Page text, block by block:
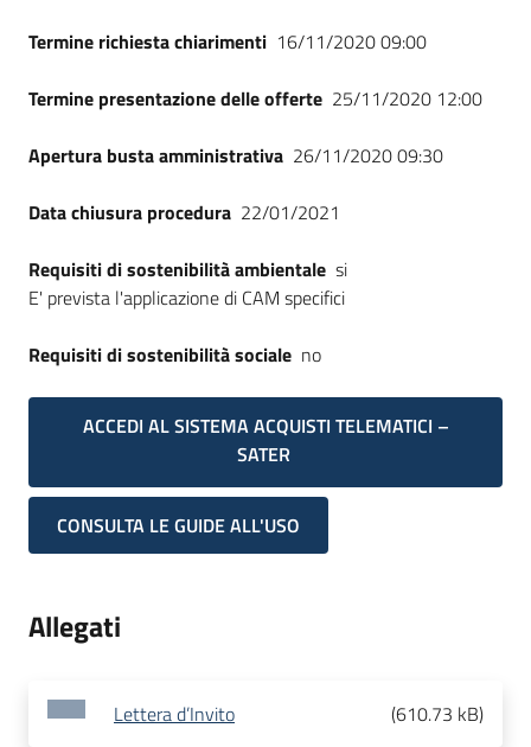
Termine richiesta chiarimenti 16/11/2020 09:00
Termine presentazione delle offerte 25/11/2020 12:00
Apertura busta amministrativa 26/11/2020 09:30
Data chiusura procedura 22/01/2021
Requisiti di sostenibilità ambientale si
E' prevista l'applicazione di CAM specifici
Requisiti di sostenibilità sociale no
ACCEDI AL SISTEMA ACQUISTI TELEMATICI –
SATER
CONSULTA LE GUIDE ALL'USO
Allegati
Lettera d’Invito (610.73 kB)